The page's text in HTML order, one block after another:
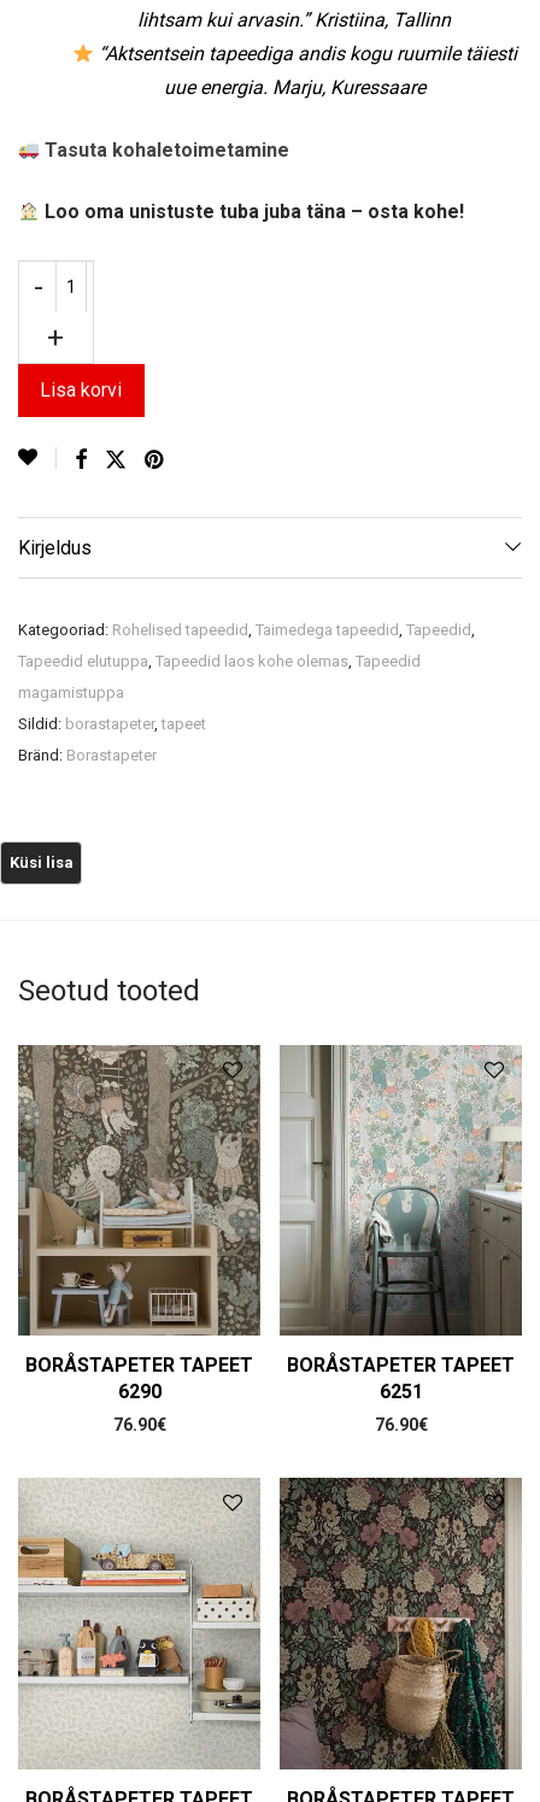
lihtsam kui arvasin.” Kristiina, Tallinn
“Aktsentsein tapeediga andis kogu ruumile täiesti
uue energia. Marju, Kuressaare
Tasuta kohaletoimetamine
Loo oma unistuste tuba juba täna – osta kohe!
Lisa korvi
Kirjeldus
Kategooriad: Rohelised tapeedid, Taimedega tapeedid, Tapeedid,
Tapeedid elutuppa, Tapeedid laos kohe olemas, Tapeedid
magamistuppa
Sildid: borastapeter,tapeet
Bränd: Borastapeter
Seotud tooted
BORÅSTAPETER TAPEET
6290
76.90€
BORÅSTAPETER TAPEET
6251
76.90€